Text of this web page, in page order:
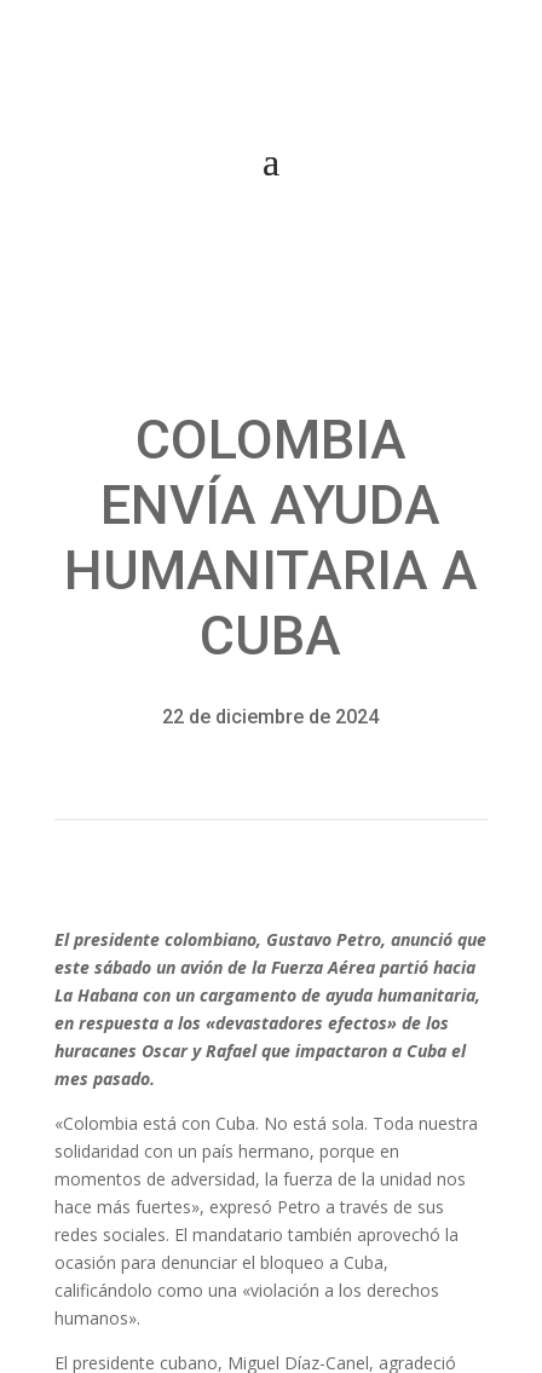
COLOMBIA
ENVÍA AYUDA
HUMANITARIA A
CUBA
22 de diciembre de 2024
El presidente colombiano, Gustavo Petro, anunció que
este sábado un avión de la Fuerza Aérea partió hacia
La Habana con un cargamento de ayuda humanitaria,
en respuesta a los «devastadores efectos» de los
huracanes Oscar y Rafael que impactaron a Cuba el
mes pasado.
«Colombia está con Cuba. No está sola. Toda nuestra
solidaridad con un país hermano, porque en
momentos de adversidad, la fuerza de la unidad nos
hace más fuertes», expresó Petro a través de sus
redes sociales. El mandatario también aprovechó la
ocasión para denunciar el bloqueo a Cuba,
calificándolo como una «violación a los derechos
humanos».
El presidente cubano, Miguel Díaz-Canel, agradeció